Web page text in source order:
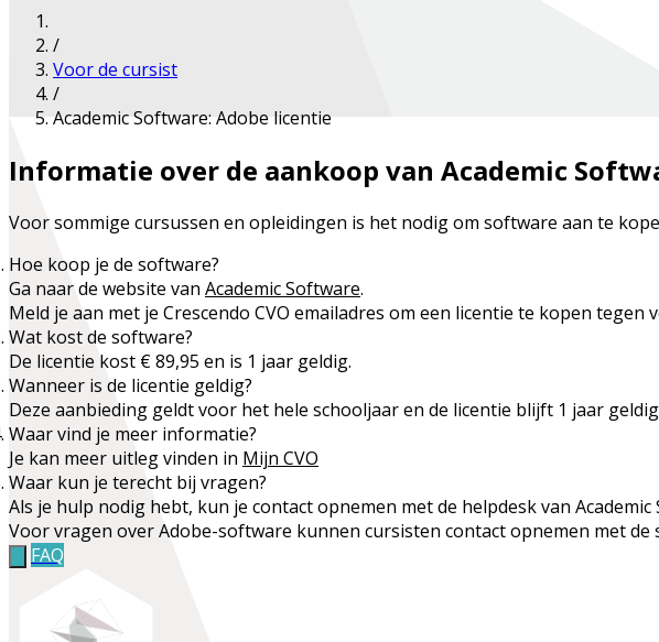
/
Voor de cursist
/
Academic Software: Adobe licentie
Informatie over de aankoop van Academic
Voor sommige cursussen en opleidingen is het nodig om software aan te
Hoe koop je de software?
Ga naar de website van Academic Software.
Meld je aan met je Crescendo CVO emailadres om een licentie te kopen
Wat kost de software?
De licentie kost € 89,95 en is 1 jaar geldig.
Wanneer is de licentie geldig?
Deze aanbieding geldt voor het hele schooljaar en de licentie blijft 1 jaar
Waar vind je meer informatie?
Je kan meer uitleg vinden in Mijn CVO
Waar kun je terecht bij vragen?
Als je hulp nodig hebt, kun je contact opnemen met de helpdesk van Academic
Voor vragen over Adobe-software kunnen cursisten contact opnemen met de
FAQ